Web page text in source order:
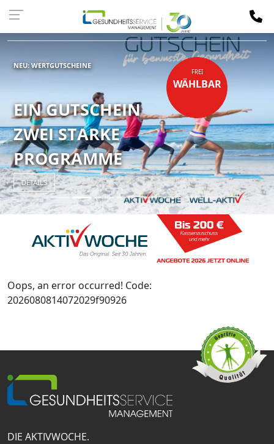
Kassen-
NEU: WERTGUTSCHEINE
EIN GUTSCHEIN
ZWEI STARKE
PROGRAMME
DETAILS
FREI
WÄHLBAR
Oops, an error occurred! Code:
2026080814072029f90926
DIE AKTIVWOCHE.